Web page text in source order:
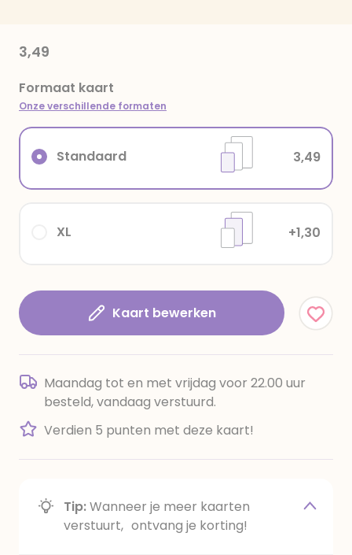
3,49
Formaat kaart
Onze verschillende formaten
XL +1,30
Standaard 3,49
Kaart bewerken
Maandag tot en met vrijdag voor 22.00 uur
besteld, vandaag verstuurd.
Verdien 5 punten met deze kaart!
Tip:Wanneer je meer kaarten
verstuurt, ontvang je korting!